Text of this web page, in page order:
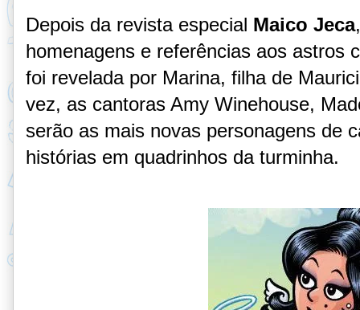
Depois da revista especial Maico Jeca
homenagens e referências aos astros
foi revelada por Marina, filha de
vez, as cantoras Amy Winehouse,
serão as mais novas personagens de
histórias em quadrinhos da turminha.